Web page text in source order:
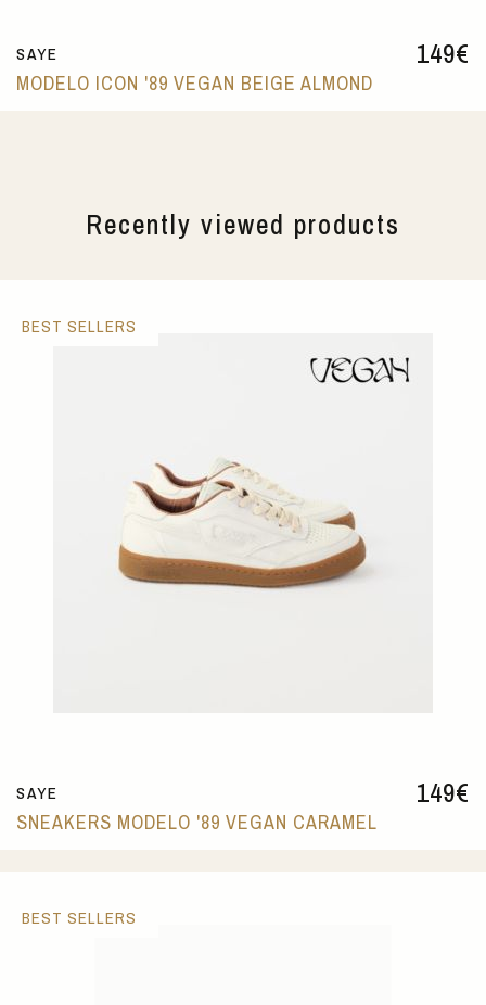
149€
SAYE
MODELO ICON '89 VEGAN BEIGE ALMOND
Recently viewed products
149€
SAYE
SNEAKERS MODELO '89 VEGAN CARAMEL
BEST SELLERS
BEST SELLERS